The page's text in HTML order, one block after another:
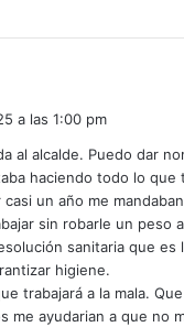
a las 1:00 pm
al alcalde. Puedo dar
haciendo todo lo
un año me
sin robarle un peso
sanitaria que
higiene.
trabajará a la mala.
me ayudarian a que no